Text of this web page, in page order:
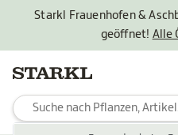
Starkl Frauenhofen &
geöffnet! Alle